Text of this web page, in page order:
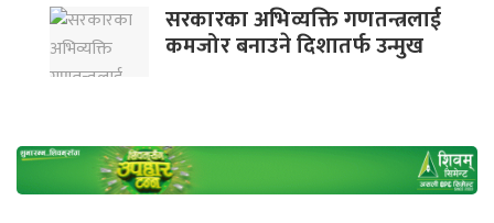
सरकारका अभिव्यक्ति गणतन्त्रलाई
कमजोर बनाउने दिशातर्फ उन्मुख